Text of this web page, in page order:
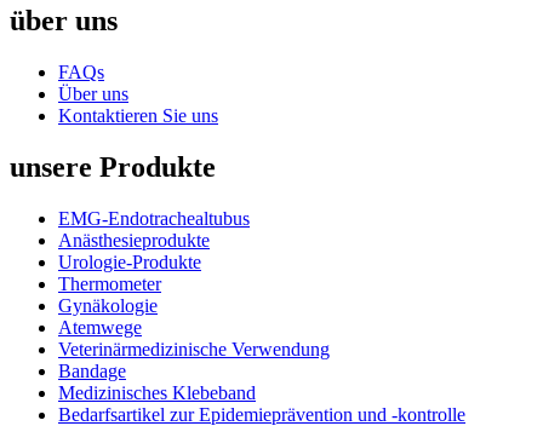
über uns
FAQs
Über uns
Kontaktieren Sie uns
unsere Produkte
EMG-Endotrachealtubus
Anästhesieprodukte
Urologie-Produkte
Thermometer
Gynäkologie
Atemwege
Veterinärmedizinische Verwendung
Bandage
Medizinisches Klebeband
Bedarfsartikel zur Epidemieprävention und -kontrolle